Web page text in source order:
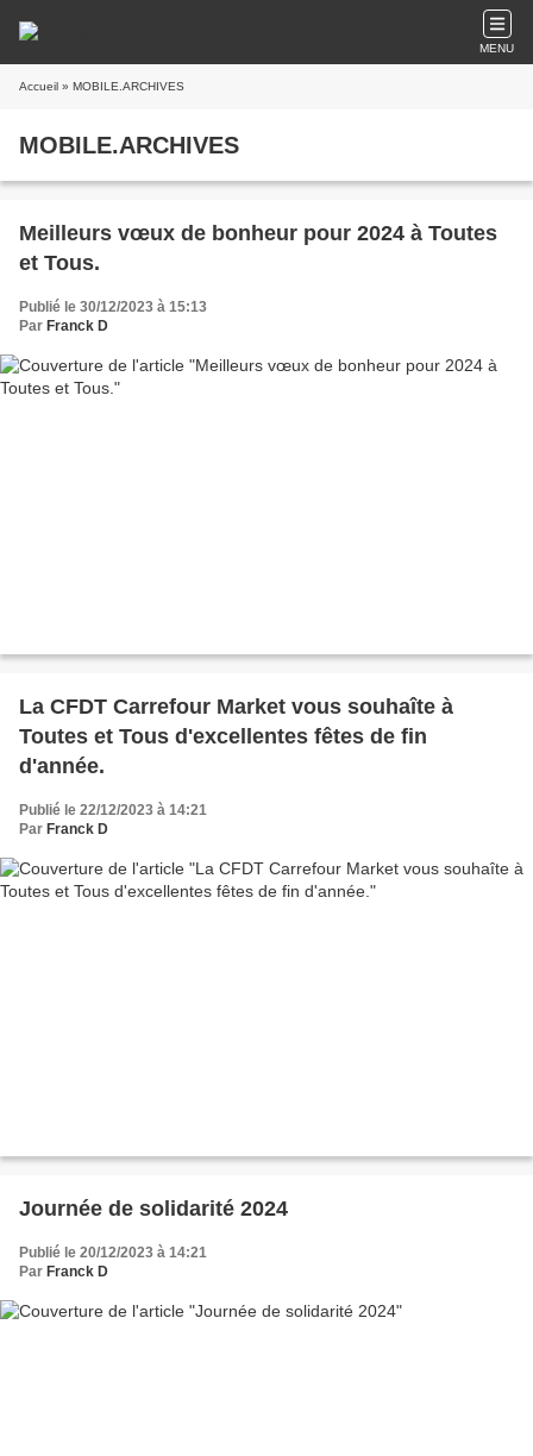
MENU
Accueil » MOBILE.ARCHIVES
MOBILE.ARCHIVES
Meilleurs vœux de bonheur pour 2024 à Toutes
et Tous.
Publié le 30/12/2023 à 15:13
Par Franck D
La CFDT Carrefour Market vous souhaîte à
Toutes et Tous d'excellentes fêtes de fin
d'année.
Publié le 22/12/2023 à 14:21
Par Franck D
Journée de solidarité 2024
Publié le 20/12/2023 à 14:21
Par Franck D